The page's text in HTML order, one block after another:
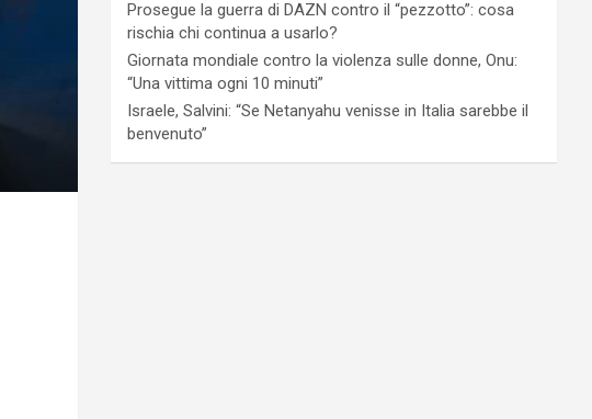
Prosegue la guerra di DAZN contro il “pezzotto”: cosa
rischia chi continua a usarlo?
Giornata mondiale contro la violenza sulle donne, Onu:
“Una vittima ogni 10 minuti”
Israele, Salvini: “Se Netanyahu venisse in Italia sarebbe il
benvenuto”